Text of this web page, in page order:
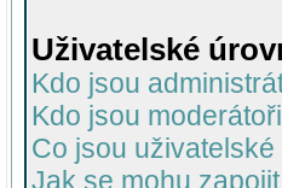
Uživatelské
Kdo jsou
Kdo jsou
Co jsou
Jak se mohu